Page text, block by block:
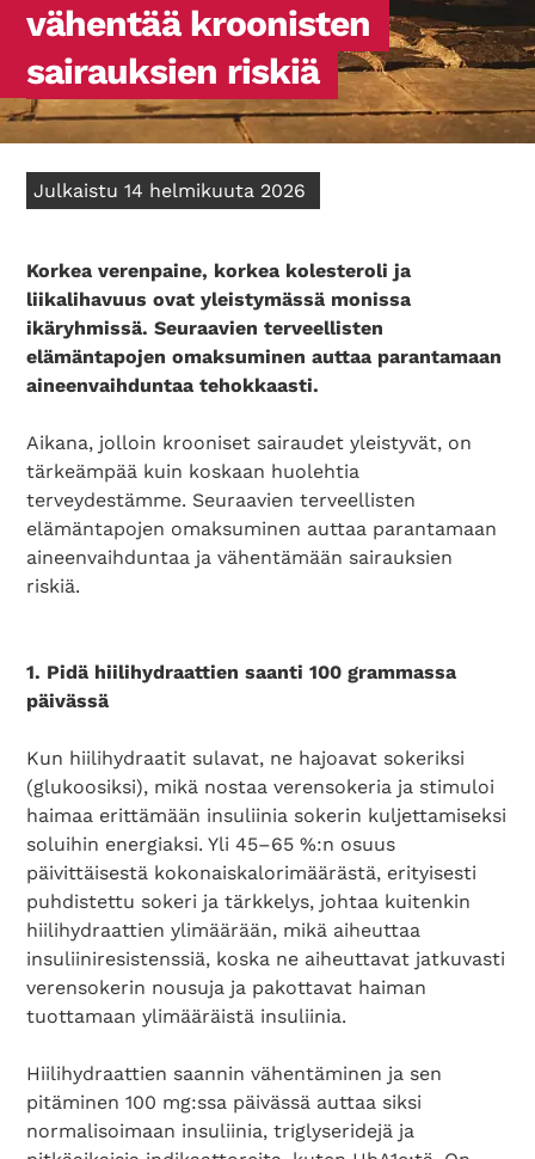
vähentää kroonisten
sairauksien riskiä
Julkaistu 14 helmikuuta 2026
Korkea verenpaine, korkea kolesteroli ja
liikalihavuus ovat yleistymässä monissa
ikäryhmissä. Seuraavien terveellisten
elämäntapojen omaksuminen auttaa parantamaan
aineenvaihduntaa tehokkaasti.
Aikana, jolloin krooniset sairaudet yleistyvät, on
tärkeämpää kuin koskaan huolehtia
terveydestämme. Seuraavien terveellisten
elämäntapojen omaksuminen auttaa parantamaan
aineenvaihduntaa ja vähentämään sairauksien
riskiä.
1. Pidä hiilihydraattien saanti 100 grammassa
päivässä
Kun hiilihydraatit sulavat, ne hajoavat sokeriksi
(glukoosiksi), mikä nostaa verensokeria ja stimuloi
haimaa erittämään insuliinia sokerin kuljettamiseksi
soluihin energiaksi. Yli 45–65 %:n osuus
päivittäisestä kokonaiskalorimäärästä, erityisesti
puhdistettu sokeri ja tärkkelys, johtaa kuitenkin
hiilihydraattien ylimäärään, mikä aiheuttaa
insuliiniresistenssiä, koska ne aiheuttavat jatkuvasti
verensokerin nousuja ja pakottavat haiman
tuottamaan ylimääräistä insuliinia.
Hiilihydraattien saannin vähentäminen ja sen
pitäminen 100 mg:ssa päivässä auttaa siksi
normalisoimaan insuliinia, triglyseridejä ja